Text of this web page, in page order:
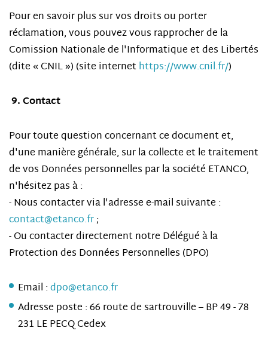
Pour en savoir plus sur vos droits ou porter
réclamation, vous pouvez vous rapprocher de la
Comission Nationale de l'Informatique et des Libertés
(dite « CNIL ») (site internethttps://www.cnil.fr/)
9. Contact
Pour toute question concernant ce document et,
d'une manière générale, sur la collecte et le traitement
de vos Données personnelles par la société ETANCO,
n'hésitez pas à :
- Nous contacter via l'adresse e-mail suivante :
contact@etanco.fr;
- Ou contacter directement notre Délégué à la
Protection des Données Personnelles (DPO)
Email :dpo@etanco.fr
Adresse poste : 66 route de sartrouville – BP 49 - 78
231 LE PECQ Cedex